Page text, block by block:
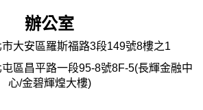
辦公室
市大安區羅斯福路3段149號8樓之1
區昌平路一段95-8號8F-5(長輝金融中
心/金碧輝煌大樓)